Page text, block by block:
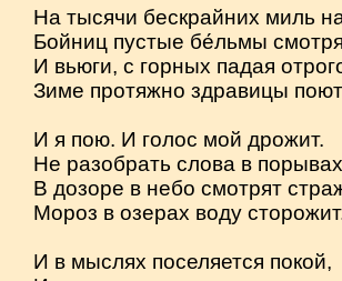
На тысячи бескрайних миль
Бойниц пустые бе́льмы
И вьюги, с горных падая
Зиме протяжно здравицы
И я пою. И голос мой дрожит.
Не разобрать слова в
В дозоре в небо смотрят
Мороз в озерах воду
И в мыслях поселяется покой,